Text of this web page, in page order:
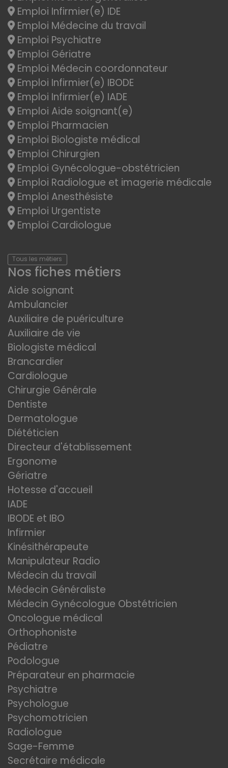
Emploi Infirmier(e) IDE
Emploi Médecine du travail
Emploi Psychiatre
Emploi Gériatre
Emploi Médecin coordonnateur
Emploi Infirmier(e) IBODE
Emploi Infirmier(e) IADE
Emploi Aide soignant(e)
Emploi Pharmacien
Emploi Biologiste médical
Emploi Chirurgien
Emploi Gynécologue-obstétricien
Emploi Radiologue et imagerie médicale
Emploi Anesthésiste
Emploi Urgentiste
Emploi Cardiologue
Tous les métiers
Nos fiches métiers
Aide soignant
Ambulancier
Auxiliaire de puériculture
Auxiliaire de vie
Biologiste médical
Brancardier
Cardiologue
Chirurgie Générale
Dentiste
Dermatologue
Diététicien
Directeur d'établissement
Ergonome
Gériatre
Hotesse d'accueil
IADE
IBODE et IBO
Infirmier
Kinésithérapeute
Manipulateur Radio
Médecin du travail
Médecin Généraliste
Médecin Gynécologue Obstétricien
Oncologue médical
Orthophoniste
Pédiatre
Podologue
Préparateur en pharmacie
Psychiatre
Psychologue
Psychomotricien
Radiologue
Sage-Femme
Secrétaire médicale